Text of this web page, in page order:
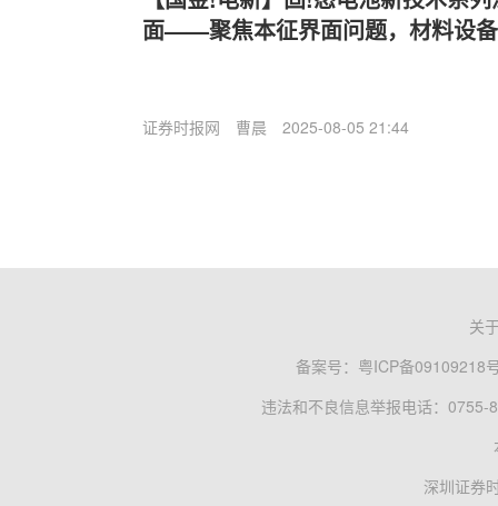
面——聚焦本征界面问题，材料设
证券时报网 曹晨 2025-08-05 21:44
关
备案号： 粤ICP备09109218
违法和不良信息举报电话：0755-
深圳证券